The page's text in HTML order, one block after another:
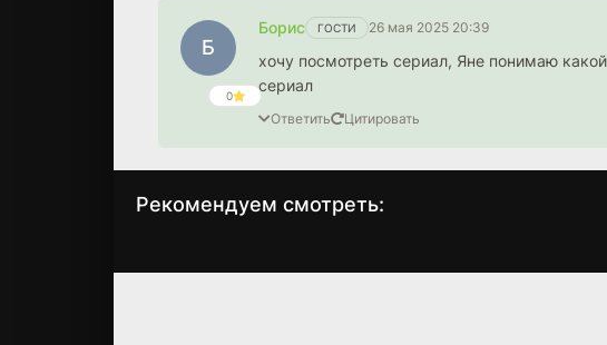
0
Б
Борис ГОСТИ 26 мая 2025 20:39
хочу посмотреть сериал, Яне понимаю
сериал
Ответить Цитировать
Рекомендуем смотреть: